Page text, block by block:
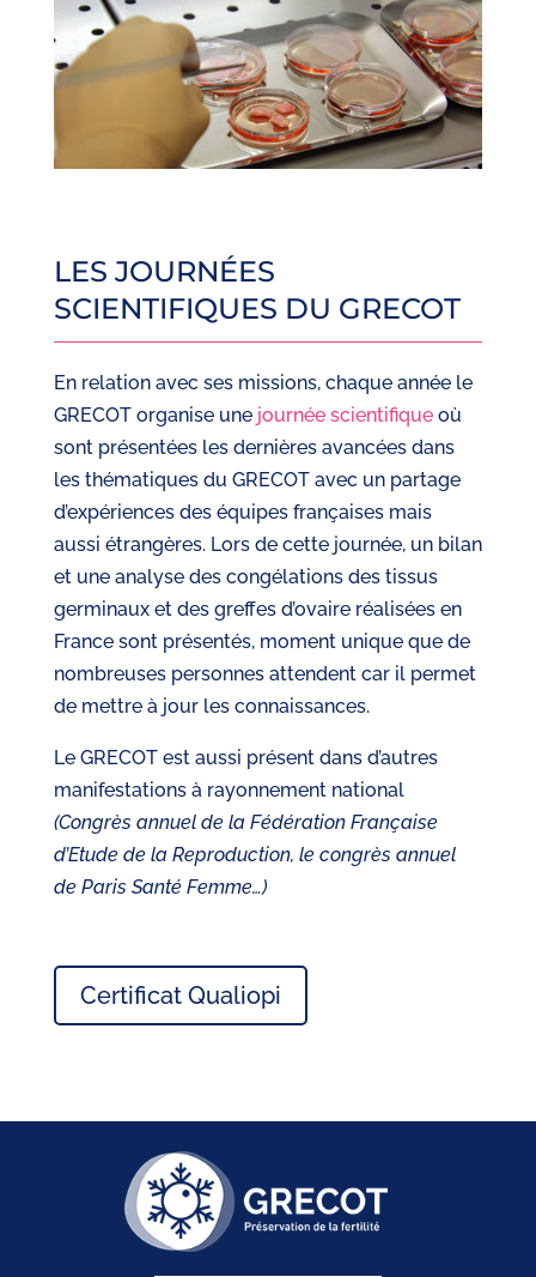
LES JOURNÉES
SCIENTIFIQUES DU GRECOT
En relation avec ses missions, chaque année le
GRECOT organise une journée scientifiqueoù
sont présentées les dernières avancées dans
les thématiques du GRECOT avec un partage
d’expériences des équipes françaises mais
aussi étrangères. Lors de cette journée, un bilan
et une analyse des congélations des tissus
germinaux et des greffes d’ovaire réalisées en
France sont présentés, moment unique que de
nombreuses personnes attendent car il permet
de mettre à jour les connaissances.
Le GRECOT est aussi présent dans d’autres
manifestations à rayonnement national
(Congrès annuel de la Fédération Française
d’Etude de la Reproduction, le congrès annuel
de Paris Santé Femme…)
Certificat Qualiopi